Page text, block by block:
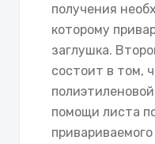
получения
которому
заглушка.
состоит в том,
помощи листа